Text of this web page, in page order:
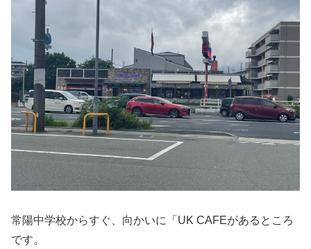
常陽中学校からすぐ、向かいに「UK CAFEがあるところ
です。